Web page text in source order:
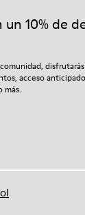
de cerdo con
del calzado los
tiempo.
detallada
para el cuidado
un 10% de
acceso
más.